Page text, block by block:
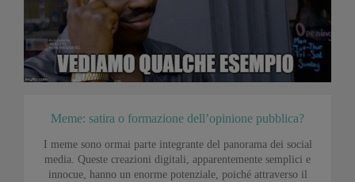
Meme: satira o formazione dell’opinione pubblica?
I meme sono ormai parte integrante del panorama dei social
media. Queste creazioni digitali, apparentemente semplici e
innocue, hanno un enorme potenziale, poiché attraverso il